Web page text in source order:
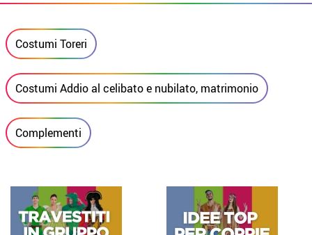
Costumi Toreri
Costumi Addio al celibato e nubilato, matrimonio
Complementi